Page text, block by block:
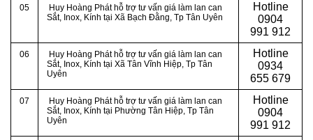
05
Huy Hoàng Phát hỗ trợ tư vấn giá làm lan can
Sắt, Inox, Kính tại Xã Bạch Đằng, Tp Tân Uyên
Hotline
0904
991 912
06
Huy Hoàng Phát hỗ trợ tư vấn giá làm lan can
Sắt, Inox, Kính tại Xã Tân Vĩnh Hiệp, Tp Tân
Uyên
Hotline
0934
655 679
07
Huy Hoàng Phát hỗ trợ tư vấn giá làm lan can
Sắt, Inox, Kính tại Phường Tân Hiệp, Tp Tân
Uyên
Hotline
0904
991 912